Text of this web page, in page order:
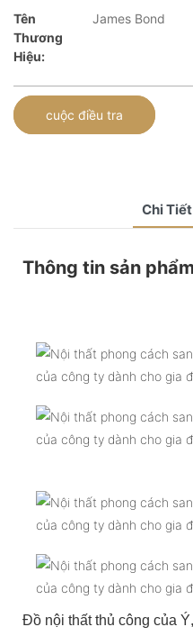
Tên
Thương
Hiệu:
James Bond
cuộc điều tra
Chi
Thông tin sản phẩm
Đồ nội thất thủ công của